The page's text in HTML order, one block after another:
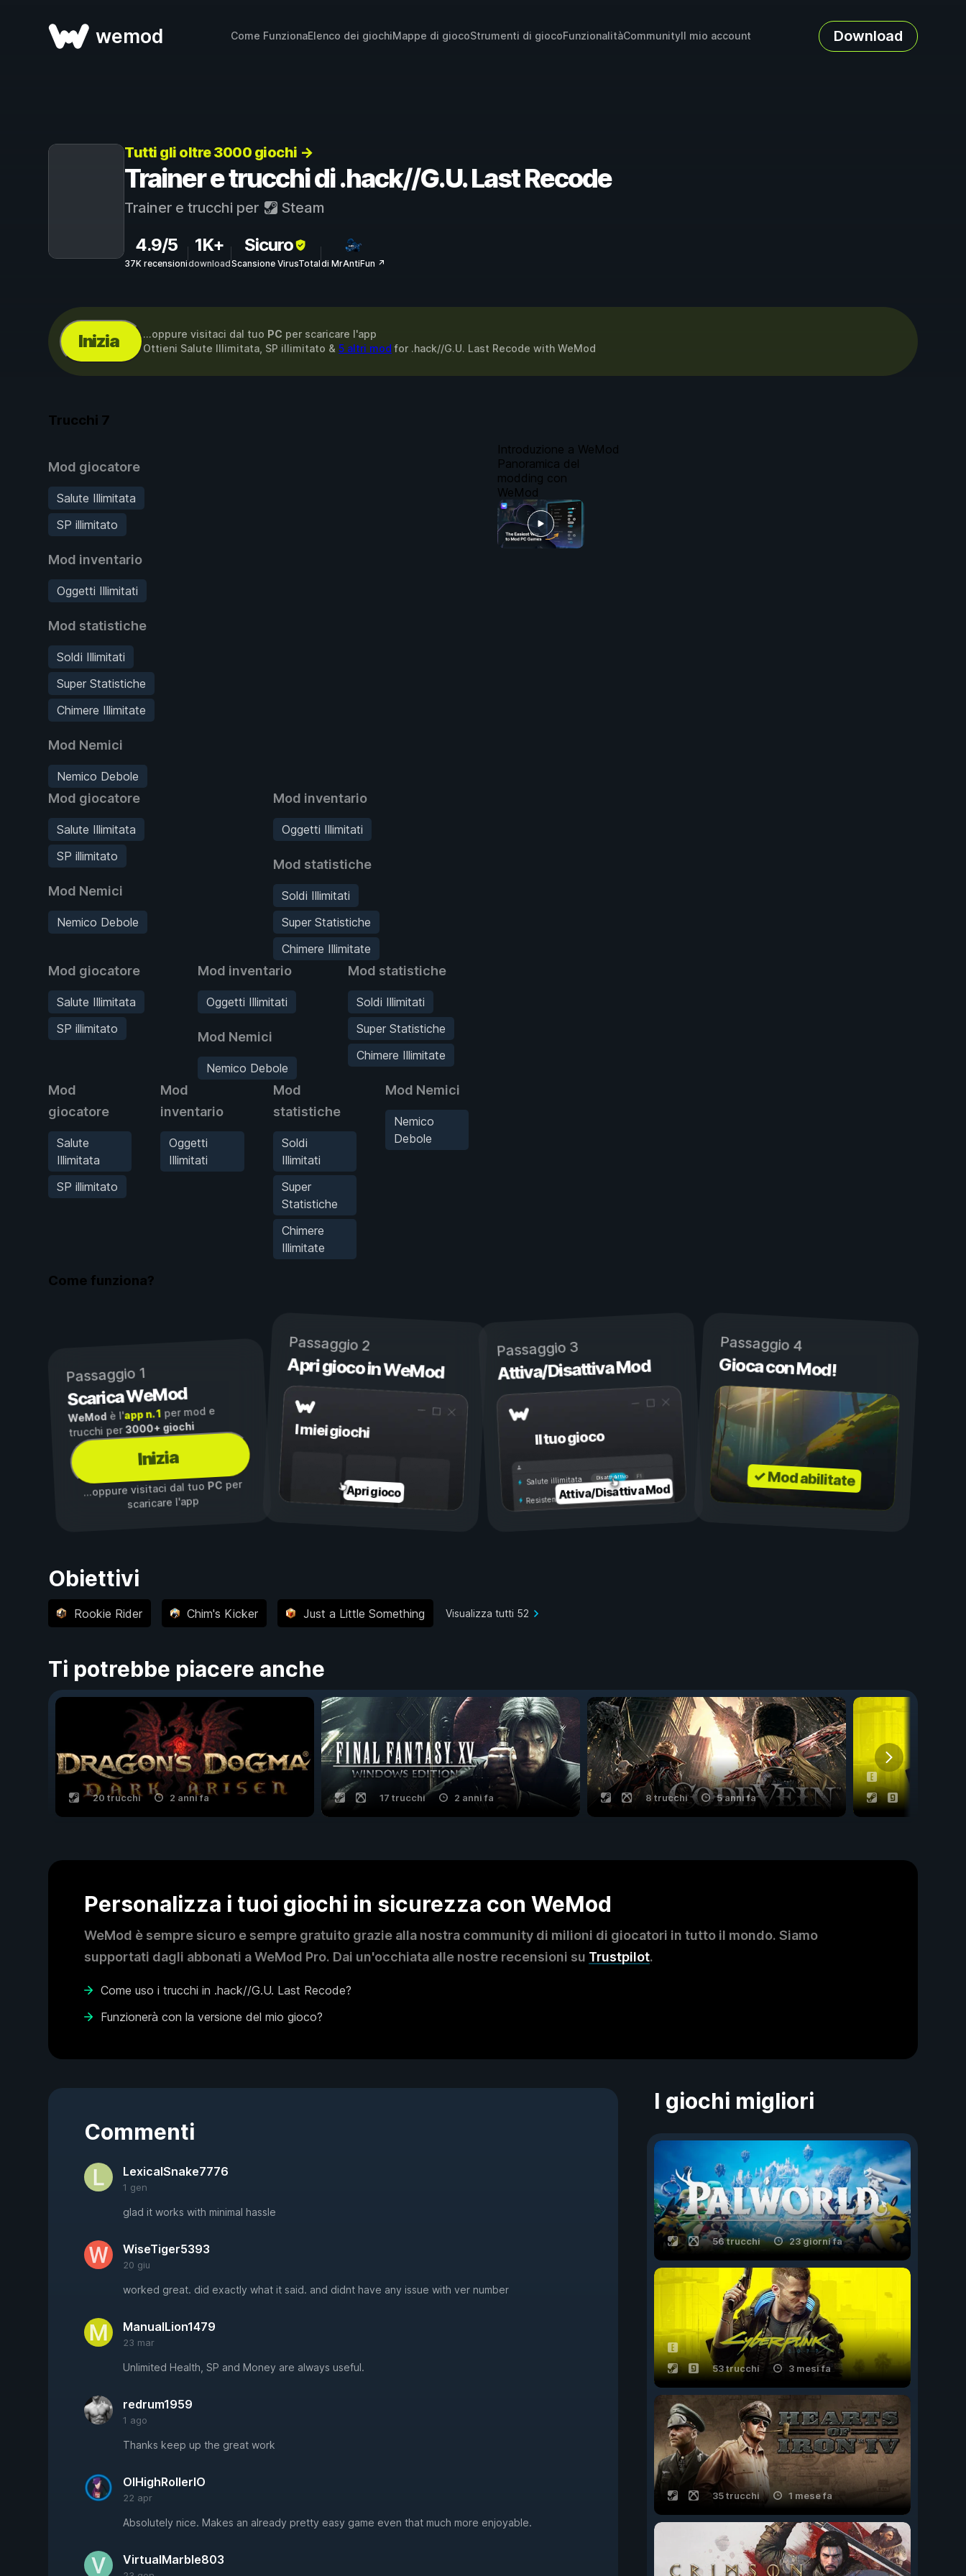
wemod Come FunzionaElenco dei giochiMappe di giocoStrumenti di giocoFunzionalitàCommunityIl mio account Download
Tutti gli oltre 3000 giochi →
Trainer e trucchi di .hack//G.U. Last Recode
Trainer e trucchi per Steam
4.9/5
37K recensioni
1K+
download
Sicuro
Scansione VirusTotaldi MrAntiFun ↗
Inizia ...oppure visitaci dal tuo PC per scaricare l'app
Ottieni Salute Illimitata, SP illimitato & 5 altri mod for .hack//G.U. Last Recode with WeMod
Trucchi 7
Mod giocatore
Salute Illimitata
SP illimitato
Mod inventario
Oggetti Illimitati
Mod statistiche
Soldi Illimitati
Super Statistiche
Chimere Illimitate
Mod Nemici
Nemico Debole
Mod giocatore
Salute Illimitata
SP illimitato
Mod Nemici
Nemico Debole
Mod inventario
Oggetti Illimitati
Mod statistiche
Soldi Illimitati
Super Statistiche
Chimere Illimitate
Mod giocatore
Salute Illimitata
SP illimitato
Mod inventario
Oggetti Illimitati
Mod Nemici
Nemico Debole
Mod statistiche
Soldi Illimitati
Super Statistiche
Chimere Illimitate
Mod
giocatore
Salute
Illimitata
SP illimitato
Mod
inventario
Oggetti
Illimitati
Mod
statistiche
Soldi
Illimitati
Super
Statistiche
Chimere
Illimitate
Mod Nemici
Nemico
Debole
Introduzione a WeMod
Panoramica del
modding con
WeMod
Come funziona?
Passaggio 1
Scarica WeMod
WeMod è l'app n. 1per mod e
trucchi per3000+ giochi
Inizia
...oppure visitaci dal tuo PCper
scaricare l'app
Passaggio 2
Apri gioco in WeMod
I miei giochi
Apri gioco
Passaggio 3
Attiva/Disattiva Mod
Il tuo gioco
Attivo
Disattivo
Salute illimitata
Resistenza illimitata
Attiva/Disattiva Mod
Passaggio 4
Gioca con Mod!
✓ Mod abilitate
Obiettivi
Rookie Rider Chim's Kicker Just a Little Something Visualizza tutti 52
Ti potrebbe piacere anche
20 trucchi 2 anni fa 17 trucchi 2 anni fa 8 trucchi 5 anni fa
Personalizza i tuoi giochi in sicurezza con WeMod
WeMod è sempre sicuro e sempre gratuito grazie alla nostra community di milioni di giocatori in tutto il mondo. Siamo
supportati dagli abbonati a WeMod Pro. Dai un'occhiata alle nostre recensioni su Trustpilot.
Come uso i trucchi in .hack//G.U. Last Recode?
Funzionerà con la versione del mio gioco?
Commenti
LexicalSnake7776
1 gen
glad it works with minimal hassle
WiseTiger5393
20 giu
worked great. did exactly what it said. and didnt have any issue with ver number
ManualLion1479
23 mar
Unlimited Health, SP and Money are always useful.
redrum1959
1 ago
Thanks keep up the great work
OIHighRollerIO
22 apr
Absolutely nice. Makes an already pretty easy game even that much more enjoyable.
VirtualMarble803
I giochi migliori
56 trucchi 23 giorni fa
53 trucchi 3 mesi fa
35 trucchi 1 mese fa